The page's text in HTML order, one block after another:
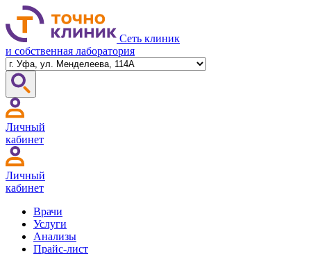
Сеть клиник
и собственная лаборатория
Личный
кабинет
Личный
кабинет
Врачи
Услуги
Анализы
Прайс-лист